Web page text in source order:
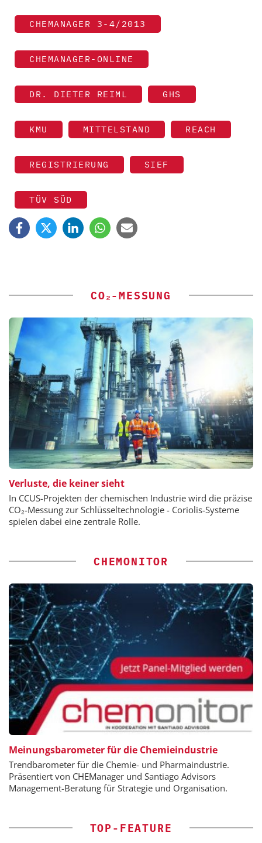
CHEMANAGER 3-4/2013
CHEMANAGER-ONLINE
DR. DIETER REIML GHS
KMU MITTELSTAND REACH
REGISTRIERUNG SIEF
TÜV SÜD
CO₂-MESSUNG
Verluste, die keiner sieht
In CCUS-Projekten der chemischen Industrie wird die präzise
CO₂-Messung zur Schlüsseltechnologie - Coriolis-Systeme
spielen dabei eine zentrale Rolle.
CHEMONITOR
Meinungsbarometer für die Chemieindustrie
Trendbarometer für die Chemie- und Pharmaindustrie.
Präsentiert von CHEManager und Santiago Advisors
Management-Beratung für Strategie und Organisation.
TOP-FEATURE